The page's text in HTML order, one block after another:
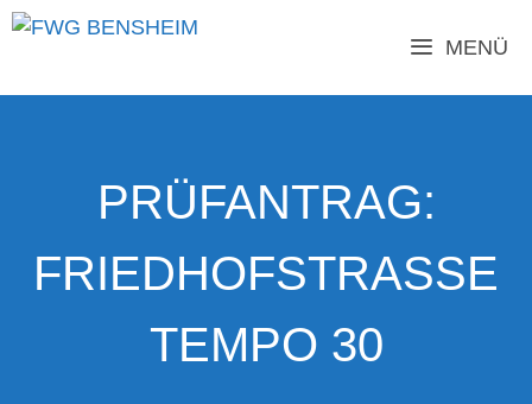
MENÜ
PRÜFANTRAG:
FRIEDHOFSTRASSE T
EMPO 30